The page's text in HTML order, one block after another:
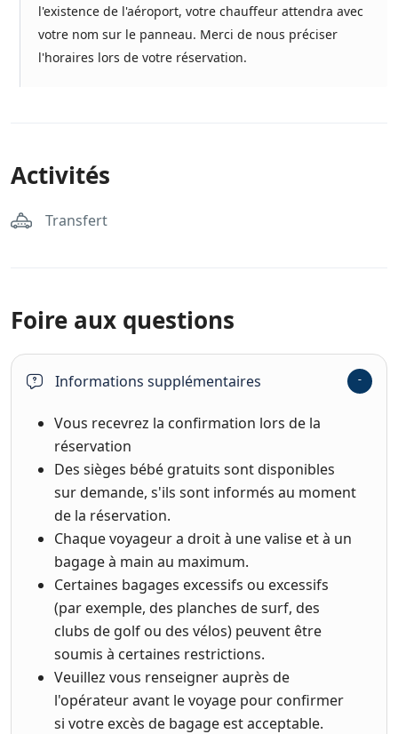
l'existence de l'aéroport, votre chauffeur attendra avec
votre nom sur le panneau. Merci de nous préciser
l'horaires lors de votre réservation.
Activités
Transfert
Foire aux questions
Informations supplémentaires
Vous recevrez la confirmation lors de la
réservation
Des sièges bébé gratuits sont disponibles
sur demande, s'ils sont informés au moment
de la réservation.
Chaque voyageur a droit à une valise et à un
bagage à main au maximum.
Certaines bagages excessifs ou excessifs
(par exemple, des planches de surf, des
clubs de golf ou des vélos) peuvent être
soumis à certaines restrictions.
Veuillez vous renseigner auprès de
l'opérateur avant le voyage pour confirmer
si votre excès de bagage est acceptable.